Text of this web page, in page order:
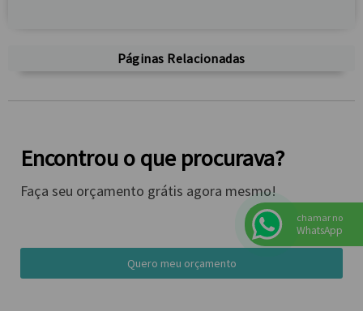
Páginas Relacionadas
Encontrou o que procurava?
Faça seu orçamento grátis agora mesmo!
Quero meu orçamento
chamar no
WhatsApp